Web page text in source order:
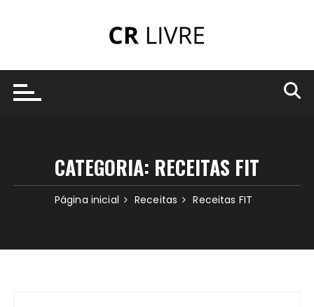
CATEGORIA: RECEITAS FIT
Página inicial Receitas Receitas FIT